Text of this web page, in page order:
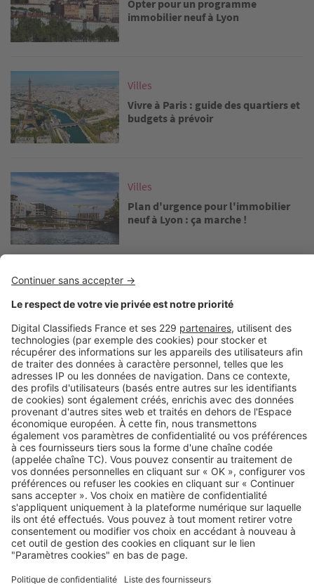
Opter pour un programme
immobilier neuf à Lyon
Image
Villes
Vivre à Paris : guide des quartiers et
budgets à prévoir
Image
Villes
Plan d'urgence pour l'immobilier
neuf à Lyon : ça marche !
Image
Villes
Logements neufs : -80 % de ventes à
Découvrez nos annonces
Acheter un appartement neuf
Lyon Toulouse Studio Paris
Bordeaux Rennes Strasbourg
Marseille Appartement neuf Île-de-France